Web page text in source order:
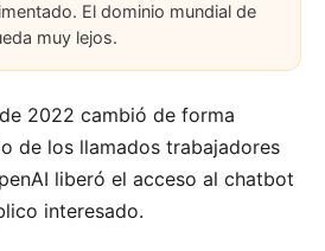
El dominio mundial de
muy lejos.
2022 cambió de forma
de los llamados trabajadores
liberó el acceso al chatbot
interesado.